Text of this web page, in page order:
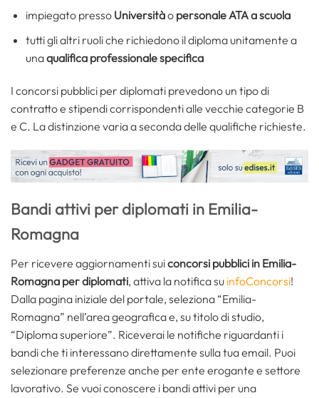
impiegato presso Universitào personale ATA a scuola
tutti gli altri ruoli che richiedono il diploma unitamente a
unaqualifica professionale specifica
I concorsi pubblici per diplomati prevedono un tipo di
contratto e stipendi corrispondenti alle vecchie categorie B
e C. La distinzione varia a seconda delle qualifiche richieste.
Bandi attivi per diplomati in Emilia-
Romagna
Per ricevere aggiornamenti suiconcorsi pubblici in Emilia-
Romagna per diplomati, attiva la notifica su infoConcorsi!
Dalla pagina iniziale del portale, seleziona “Emilia-
Romagna” nell’area geografica e, su titolo di studio,
“Diploma superiore”. Riceverai le notifiche riguardanti i
bandi che ti interessano direttamente sulla tua email. Puoi
selezionare preferenze anche per ente erogante e settore
lavorativo. Se vuoi conoscere i bandi attivi per una